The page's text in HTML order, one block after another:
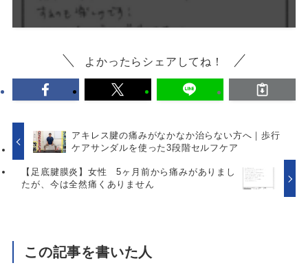
よかったらシェアしてね！
アキレス腱の痛みがなかなか治らない方へ｜歩行
ケアサンダルを使った3段階セルフケア
【足底腱膜炎】女性 5ヶ月前から痛みがありまし
たが、今は全然痛くありません
この記事を書いた人